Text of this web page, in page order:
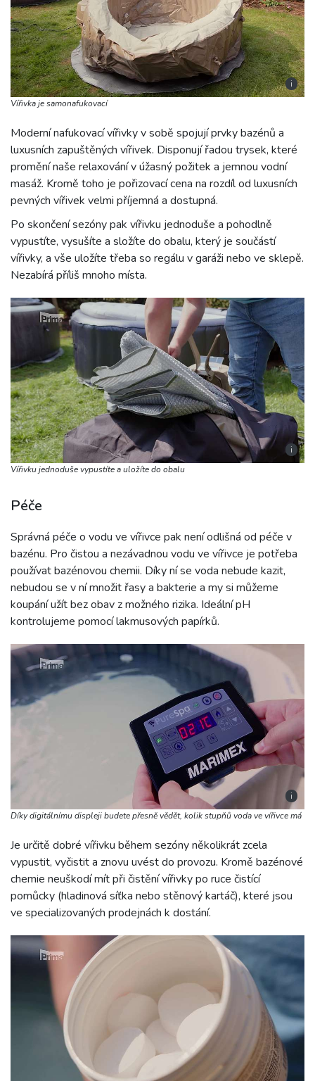
i
Vířivka je samonafukovací
Moderní nafukovací vířivky v sobě spojují prvky bazénů a
luxusních zapuštěných vířivek. Disponují řadou trysek, které
promění naše relaxování v úžasný požitek a jemnou vodní
masáž. Kromě toho je pořizovací cena na rozdíl od luxusních
pevných vířivek velmi příjemná a dostupná.
Po skončení sezóny pak vířivku jednoduše a pohodlně
vypustíte, vysušíte a složíte do obalu, který je součástí
vířivky, a vše uložíte třeba so regálu v garáži nebo ve sklepě.
Nezabírá příliš mnoho místa.
i
Vířivku jednoduše vypustíte a uložíte do obalu
Péče
Správná péče o vodu ve vířivce pak není odlišná od péče v
bazénu. Pro čistou a nezávadnou vodu ve vířivce je potřeba
používat bazénovou chemii. Díky ní se voda nebude kazit,
nebudou se v ní množit řasy a bakterie a my si můžeme
koupání užít bez obav z možného rizika. Ideální pH
kontrolujeme pomocí lakmusových papírků.
i
Díky digitálnímu displeji budete přesně vědět, kolik stupňů voda ve vířivce má
Je určitě dobré vířivku během sezóny několikrát zcela
vypustit, vyčistit a znovu uvést do provozu. Kromě bazénové
chemie neuškodí mít při čistění vířivky po ruce čistící
pomůcky (hladinová síťka nebo stěnový kartáč), které jsou
ve specializovaných prodejnách k dostání.